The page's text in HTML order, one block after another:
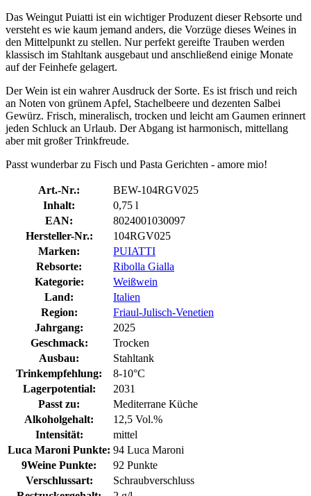
Das Weingut Puiatti ist ein wichtiger Produzent dieser Rebsorte und
versteht es wie kaum jemand anders, die Vorzüge dieses Weines in
den Mittelpunkt zu stellen. Nur perfekt gereifte Trauben werden
klassisch im Stahltank ausgebaut und anschließend einige Monate
auf der Feinhefe gelagert.
Der Wein ist ein wahrer Ausdruck der Sorte. Es ist frisch und reich
an Noten von grünem Apfel, Stachelbeere und dezenten Salbei
Gewürz. Frisch, mineralisch, trocken und leicht am Gaumen erinnert
jeden Schluck an Urlaub. Der Abgang ist harmonisch, mittellang
aber mit großer Trinkfreude.
Passt wunderbar zu Fisch und Pasta Gerichten - amore mio!
Art.-Nr.:
BEW-104RGV025
Inhalt:
0,75 l
EAN:
8024001030097
Hersteller-Nr.:
104RGV025
Marken:
PUIATTI
Rebsorte:
Ribolla Gialla
Kategorie:
Weißwein
Land:
Italien
Region:
Friaul-Julisch-Venetien
Jahrgang:
2025
Geschmack:
Trocken
Ausbau:
Stahltank
Trinkempfehlung:
8-10°C
Lagerpotential:
2031
Passt zu:
Mediterrane Küche
Alkoholgehalt:
12,5 Vol.%
Intensität:
mittel
Luca Maroni Punkte: 94 Luca Maroni
9Weine Punkte:
92 Punkte
Verschlussart:
Schraubverschluss